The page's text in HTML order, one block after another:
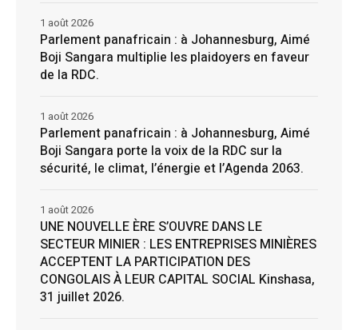
Parlement panafricain : à Johannesburg, Aimé
Boji Sangara multiplie les plaidoyers en faveur
de la RDC.
1 août 2026
Parlement panafricain : à Johannesburg, Aimé
Boji Sangara porte la voix de la RDC sur la
sécurité, le climat, l’énergie et l’Agenda 2063.
1 août 2026
UNE NOUVELLE ÈRE S’OUVRE DANS LE
SECTEUR MINIER : LES ENTREPRISES MINIÈRES
ACCEPTENT LA PARTICIPATION DES
CONGOLAIS À LEUR CAPITAL SOCIAL Kinshasa,
31 juillet 2026.
1 août 2026